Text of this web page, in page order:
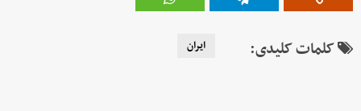
کلمات کلیدی: ایران